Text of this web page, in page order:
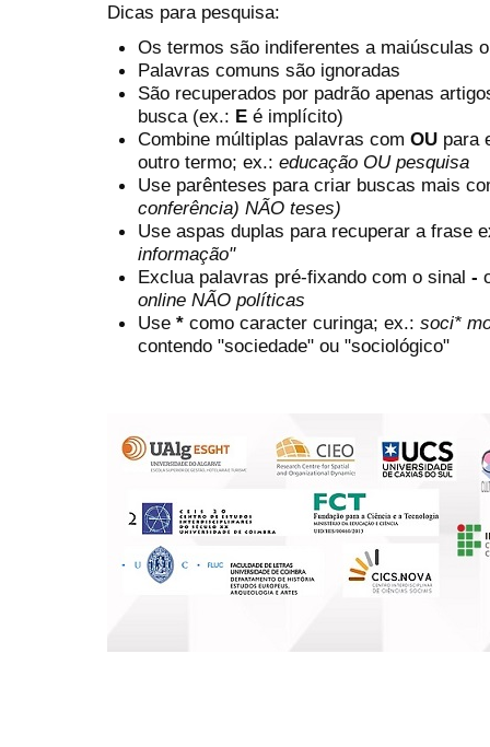
Dicas para pesquisa:
Os termos são indiferentes a maiúsculas
Palavras comuns são ignoradas
São recuperados por padrão apenas
busca (ex.: E é implícito)
Combine múltiplas palavras com OU para
outro termo; ex.: educação OU pesquisa
Use parênteses para criar buscas mais
conferência) NÃO teses)
Use aspas duplas para recuperar a frase
informação"
Exclua palavras pré-fixando com o sinal -
online NÃO políticas
Use * como caracter curinga; ex.: soci*
contendo "sociedade" ou "sociológico"